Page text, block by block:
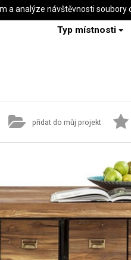
Typ místnosti
přidat do můj projekt
a analýze návštěvnosti